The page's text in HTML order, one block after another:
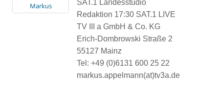
SAT.1 Landesstudio
Redaktion 17:30 SAT.1 LIVE
TV III a GmbH & Co. KG
Erich-Dombrowski Straße 2
55127 Mainz
Tel: +49 (0)6131 600 25 22
markus.appelmann(at)tv3a.de